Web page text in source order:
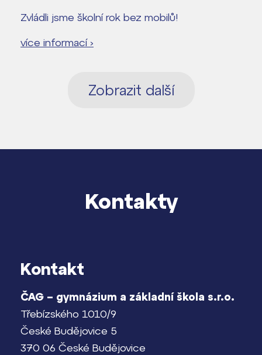
Zvládli jsme školní rok bez mobilů!
více informací ›
Zobrazit další
Kontakty
Kontakt
ČAG – gymnázium a základní škola s.r.o.
Třebízského 1010/9
České Budějovice 5
370 06 České Budějovice